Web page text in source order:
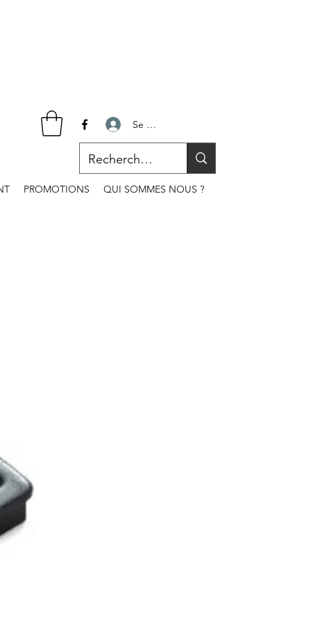
Se connecter
PROMOTIONS QUI SOMMES NOUS ?